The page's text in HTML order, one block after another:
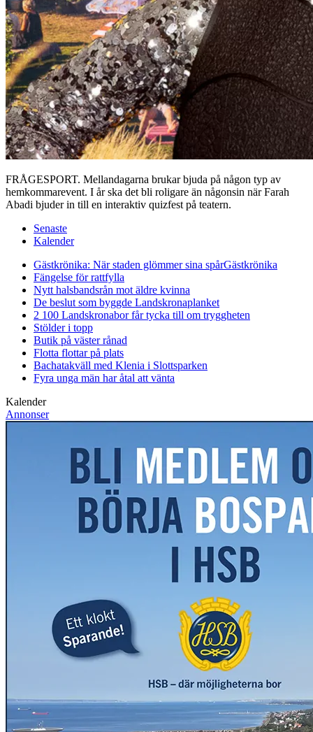
FRÅGESPORT. Mellandagarna brukar bjuda på någon typ av
hemkommarevent. I år ska det bli roligare än någonsin när Farah
Abadi bjuder in till en interaktiv quizfest på teatern.
Senaste
Kalender
Gästkrönika: När staden glömmer sina spårGästkrönika
Fängelse för rattfylla
Nytt halsbandsrån mot äldre kvinna
De beslut som byggde Landskronaplanket
2 100 Landskronabor får tycka till om tryggheten
Stölder i topp
Butik på väster rånad
Flotta flottar på plats
Bachatakväll med Klenia i Slottsparken
Fyra unga män har åtal att vänta
Kalender
Annonser